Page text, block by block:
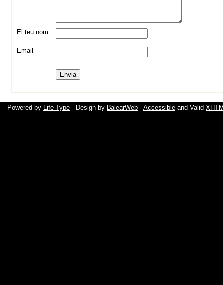
El teu nom
Email
Powered by Life Type - Design by BalearWeb - Accessible and Valid